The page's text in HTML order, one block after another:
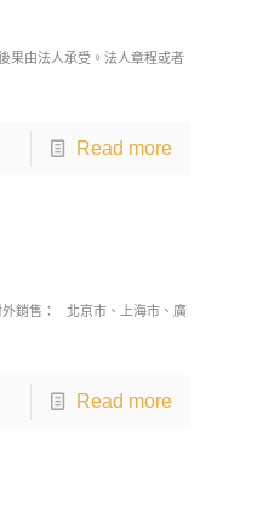
果由法人承受。法人章程或者
Read more
銷售： 北京市、上海市、廣
Read more